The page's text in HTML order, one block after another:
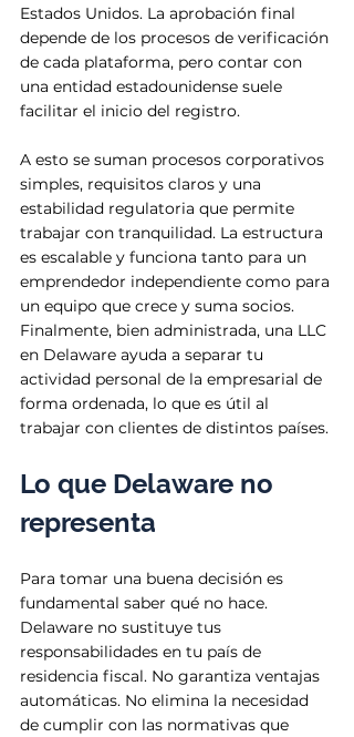
Estados Unidos. La aprobación final
depende de los procesos de verificación
de cada plataforma, pero contar con
una entidad estadounidense suele
facilitar el inicio del registro.
A esto se suman procesos corporativos
simples, requisitos claros y una
estabilidad regulatoria que permite
trabajar con tranquilidad. La estructura
es escalable y funciona tanto para un
emprendedor independiente como para
un equipo que crece y suma socios.
Finalmente, bien administrada, una LLC
en Delaware ayuda a separar tu
actividad personal de la empresarial de
forma ordenada, lo que es útil al
trabajar con clientes de distintos países.
Lo que Delaware no
representa
Para tomar una buena decisión es
fundamental saber qué no hace.
Delaware no sustituye tus
responsabilidades en tu país de
residencia fiscal. No garantiza ventajas
automáticas. No elimina la necesidad
de cumplir con las normativas que